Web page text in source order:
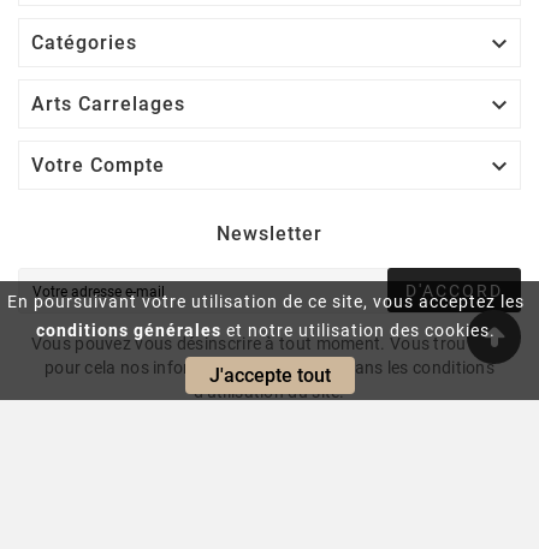
En poursuivant votre utilisation de ce site, vous acceptez les
conditions générales et notre utilisation des cookies.
J'accepte tout
Catégories 
Arts Carrelages 
Votre Compte 
Newsletter
D'ACCORD
Vous pouvez vous désinscrire à tout moment. Vous trouverez
pour cela nos informations de contact dans les conditions
d'utilisation du site.